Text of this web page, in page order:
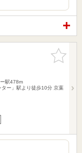
お気に入
りに追加
駅478m
ー」駅より徒歩10分 京葉